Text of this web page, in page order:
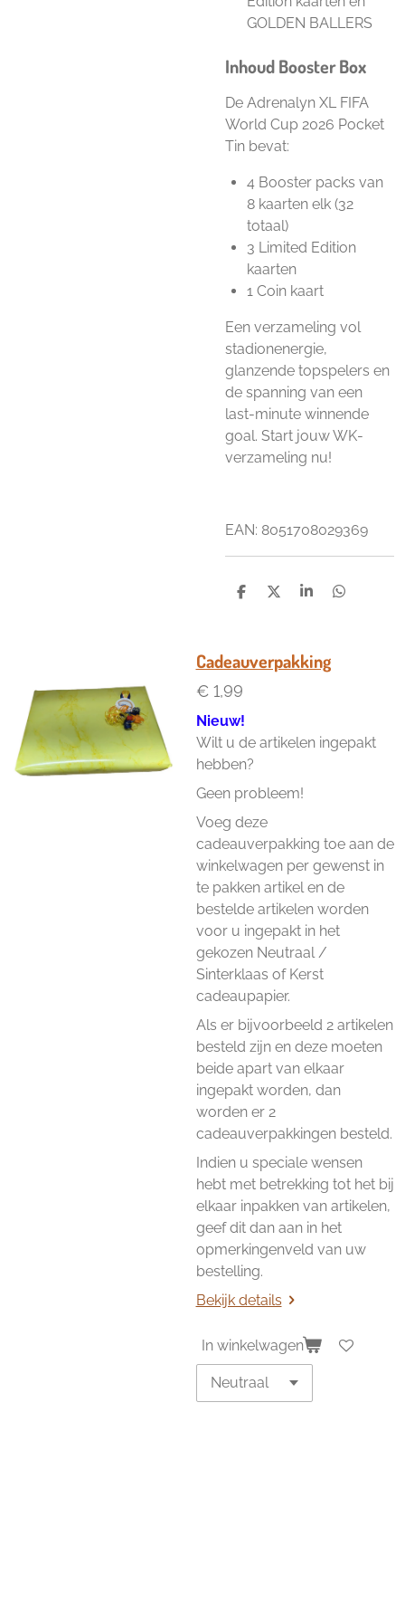
GOLDEN BALLERS
Inhoud Booster Box
De Adrenalyn XL FIFA
World Cup 2026 Pocket
Tin bevat:
4 Booster packs van
8 kaarten elk (32
totaal)
3 Limited Edition
kaarten
1 Coin kaart
Een verzameling vol
stadionenergie,
glanzende topspelers en
de spanning van een
last-minute winnende
goal. Start jouw WK-
verzameling nu!
EAN: 8051708029369
D
D
S
e
D
Cadeauverpakking
€ 1,99
Nieuw!
Wilt u de artikelen ingepakt
hebben?
Geen probleem!
Voeg deze
cadeauverpakking toe aan de
winkelwagen per gewenst in
te pakken artikel en de
bestelde artikelen worden
voor u ingepakt in het
gekozen Neutraal /
Sinterklaas of Kerst
cadeaupapier.
Als er bijvoorbeeld 2 artikelen
besteld zijn en deze moeten
beide apart van elkaar
ingepakt worden, dan
worden er 2
cadeauverpakkingen besteld.
Indien u speciale wensen
hebt met betrekking tot het bij
elkaar inpakken van artikelen,
geef dit dan aan in het
opmerkingenveld van uw
bestelling.
Bekijk details
In winkelwagen